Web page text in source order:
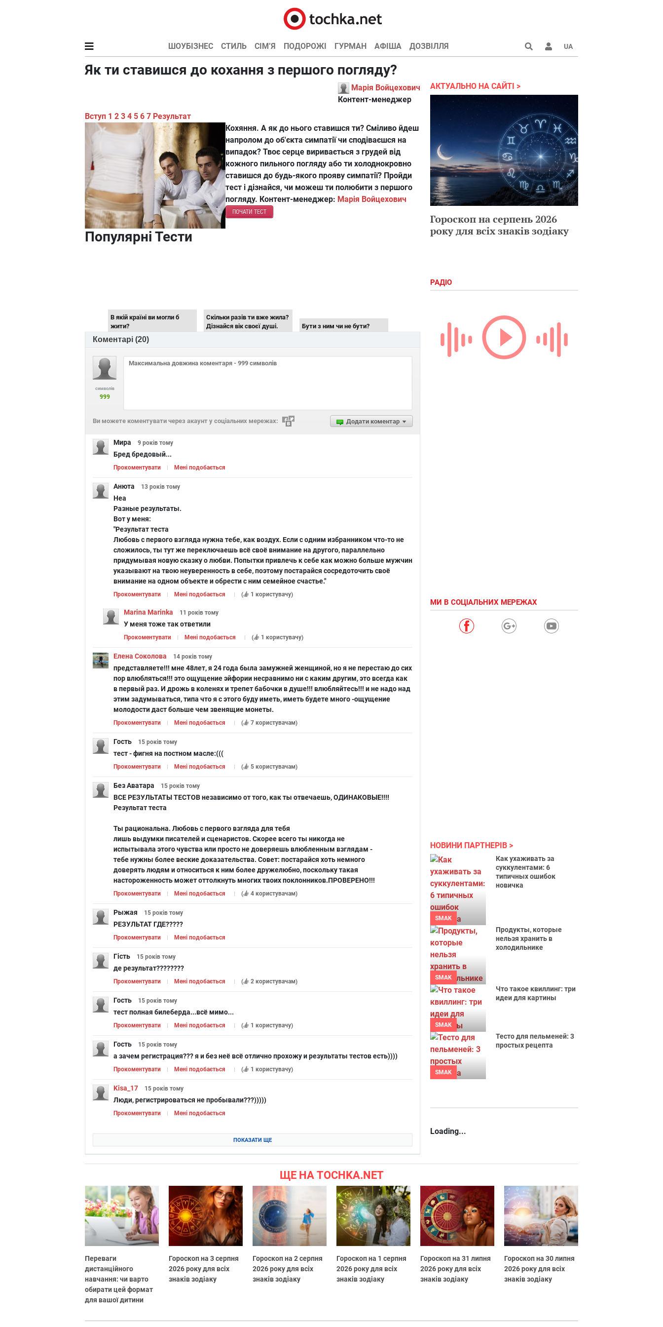
ШОУБІЗНЕС СТИЛЬ СІМ’Я ПОДОРОЖІ ГУРМАН АФІША ДОЗВІЛЛЯ UA
Як ти ставишся до кохання з першого погляду?
Марія Войцехович
Контент-менеджер
Вступ 1 2 3 4 5 6 7 Результат
Кохяння. А як до нього ставишся ти? Сміливо йдеш
напролом до об'єкта симпатії чи сподіваєшся на
випадок? Твоє серце виривається з грудей від
кожного пильного погляду або ти холоднокровно
ставишся до будь-якого прояву симпатії? Пройди
тест і дізнайся, чи можеш ти полюбити з першого
погляду. Контент-менеджер: Марія Войцехович
ПОЧАТИ ТЕСТ
Популярні Тести
В якій країні ви могли б
жити?
Скільки разів ти вже жила?
Дізнайся вік своєї душі.
Бути з ним чи не бути?
характер?
у інших?
інші!
престолів" підходить тобі
найкраще
Коментарі (20)
символів
999
Додати коментар
Ви можете коментувати через акаунт у соціальних мережах:
Мира 9 років тому
Бред бредовый...
Прокоментувати Мені подобається
Анюта 13 років тому
Неа
Разные результаты.
Вот у меня:
"Результат теста
Любовь с первого взгляда нужна тебе, как воздух. Если с одним избранником что-то не
сложилось, ты тут же переключаешь всё своё внимание на другого, параллельно
придумывая новую сказку о любви. Попытки привлечь к себе как можно больше мужчин
указывают на твою неуверенность в себе, поэтому постарайся сосредоточить своё
внимание на одном объекте и обрести с ним семейное счастье."
Прокоментувати Мені подобається ( 1 користувачу)
Marina Marinka 11 років тому
У меня тоже так ответили
Прокоментувати Мені подобається ( 1 користувачу)
Елена Соколова 14 років тому
представляете!!! мне 48лет, я 24 года была замужней женщиной, но я не перестаю до сих
пор влюбляться!!! это ощущение эйфории несравнимо ни с каким другим, это всегда как
в первый раз. И дрожь в коленях и трепет бабочки в душе!!! влюбляйтесь!!! и не надо над
этим задумываться, типа что я с этого буду иметь, иметь будете много -ощущение
молодости даст больше чем звенящие монеты.
Прокоментувати Мені подобається ( 7 користувачам)
Гость 15 років тому
тест - фигня на постном масле:(((
Прокоментувати Мені подобається ( 5 користувачам)
Без Аватара 15 років тому
ВСЕ РЕЗУЛЬТАТЫ ТЕСТОВ независимо от того, как ты отвечаешь, ОДИНАКОВЫЕ!!!!
Результат теста
Ты рациональна. Любовь с первого взгляда для тебя
лишь выдумки писателей и сценаристов. Скорее всего ты никогда не
испытывала этого чувства или просто не доверяешь влюбленным взглядам -
тебе нужны более веские доказательства. Совет: постарайся хоть немного
доверять людям и относиться к ним более дружелюбно, поскольку такая
настороженность может оттолкнуть многих твоих поклонников.ПРОВЕРЕНО!!!
Прокоментувати Мені подобається ( 4 користувачам)
Рыжая 15 років тому
РЕЗУЛЬТАТ ГДЕ?????
Прокоментувати Мені подобається
Гість 15 років тому
де результат????????
Прокоментувати Мені подобається ( 2 користувачам)
Гость 15 років тому
тест полная билеберда...всё мимо...
Прокоментувати Мені подобається ( 1 користувачу)
Гость 15 років тому
а зачем регистрация??? я и без неё всё отлично прохожу и результаты тестов есть))))
Прокоментувати Мені подобається ( 1 користувачу)
Kisa_17 15 років тому
Люди, регистрироваться не пробывали???)))))
Прокоментувати Мені подобається
ПОКАЗАТИ ЩЕ
АКТУАЛЬНО НА САЙТІ
Гороскоп на серпень 2026
року для всіх знаків зодіаку
РАДІО
МИ В СОЦІАЛЬНИХ МЕРЕЖАХ
НОВИНИ ПАРТНЕРІВ
SMAK
Как ухаживать за
суккулентами: 6
типичных ошибок
новичка
SMAK
Продукты, которые
нельзя хранить в
холодильнике
SMAK
Что такое квиллинг: три
идеи для картины
SMAK
Тесто для пельменей: 3
простых рецепта
Loading...
ЩЕ НА TOCHKA.NET
Переваги
дистанційного
навчання: чи варто
обирати цей формат
для вашої дитини
Гороскоп на 3 серпня
2026 року для всіх
знаків зодіаку
Гороскоп на 2 серпня
2026 року для всіх
знаків зодіаку
Гороскоп на 1 серпня
2026 року для всіх
знаків зодіаку
Гороскоп на 31 липня
2026 року для всіх
знаків зодіаку
Гороскоп на 30 липня
2026 року для всіх
знаків зодіаку